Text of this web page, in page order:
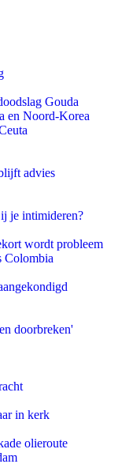
Gouda
en Noord-Korea
advies
je intimideren?
wordt probleem
Colombia
doorbreken'
in kerk
olieroute